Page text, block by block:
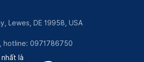
Lewes, DE 19958, USA
, hotline: 0971786750
là